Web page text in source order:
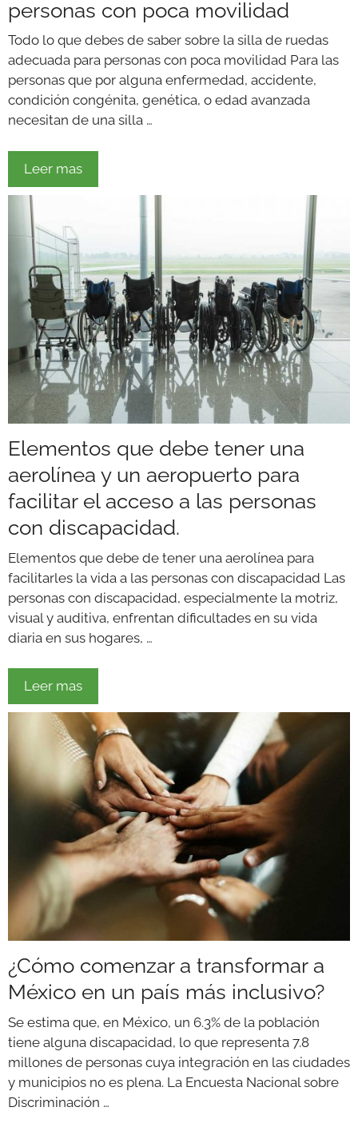
personas con poca movilidad
Todo lo que debes de saber sobre la silla de ruedas
adecuada para personas con poca movilidad Para las
personas que por alguna enfermedad, accidente,
condición congénita, genética, o edad avanzada
necesitan de una silla …
Leer mas
Elementos que debe tener una
aerolínea y un aeropuerto para
facilitar el acceso a las personas
con discapacidad.
Elementos que debe de tener una aerolínea para
facilitarles la vida a las personas con discapacidad Las
personas con discapacidad, especialmente la motriz,
visual y auditiva, enfrentan dificultades en su vida
diaria en sus hogares, …
Leer mas
¿Cómo comenzar a transformar a
México en un país más inclusivo?
Se estima que, en México, un 6.3% de la población
tiene alguna discapacidad, lo que representa 7.8
millones de personas cuya integración en las ciudades
y municipios no es plena. La Encuesta Nacional sobre
Discriminación …